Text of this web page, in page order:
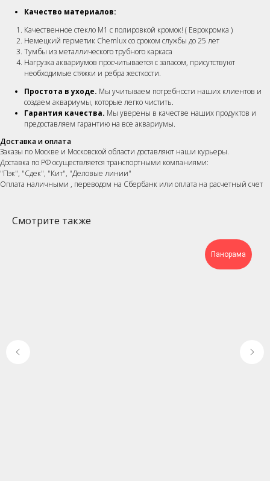
Качество материалов:
Качественное стекло М1 с полировкой кромок! ( Еврокромка )
Немецкий герметик Chemlux со сроком службы до 25 лет
Тумбы из металлического трубного каркаса
Нагрузка аквариумов просчитывается с запасом, присутствуют
необходимые стяжки и ребра жесткости.
Простота в уходе. Мы учитываем потребности наших клиентов и
создаем аквариумы, которые легко чистить.
Гарантия качества. Мы уверены в качестве наших продуктов и
предоставляем гарантию на все аквариумы.
Доставка и оплата
Заказы по Москве и Московской области доставляют наши курьеры.
Доставка по РФ осуществляется транспортными компаниями:
"Пэк", "Сдек", "Кит", "Деловые линии"
Оплата наличными , переводом на Сбербанк или оплата на расчетный счет
Смотрите также
Панорама